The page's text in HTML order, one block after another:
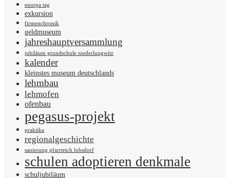
euorpa tag
exkursion
firmenchronik
geldmuseum
jahreshauptversammlung
jubiläum grundschule niederlungwitz
kalender
kleinstes museum deutschlands
lehmbau
lehmofen
ofenbau
pegasus-projekt
praktika
regionalgeschichte
sanierung pfarrteich lobsdorf
schulen adoptieren denkmale
schuljubiläum